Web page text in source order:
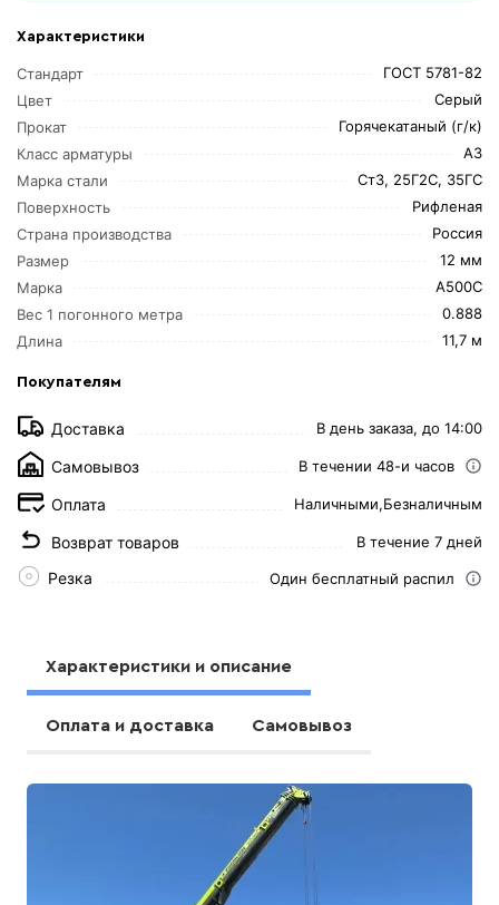
Характеристики
Стандарт
ГОСТ 5781-82
Цвет
Серый
Прокат
Горячекатаный (г/к)
Класс арматуры
А3
Марка стали
Ст3, 25Г2С, 35ГС
Поверхность
Рифленая
Страна производства
Россия
Размер
12 мм
Марка
А500С
Вес 1 погонного метра
0.888
Длина
11,7 м
Покупателям
Доставка В день заказа, до 14:00
Самовывоз В течении 48-и часов
Оплата Наличными,Безналичным
Возврат товаров В течение 7 дней
Резка Один бесплатный распил
Характеристики и описание
Оплата и доставка Самовывоз